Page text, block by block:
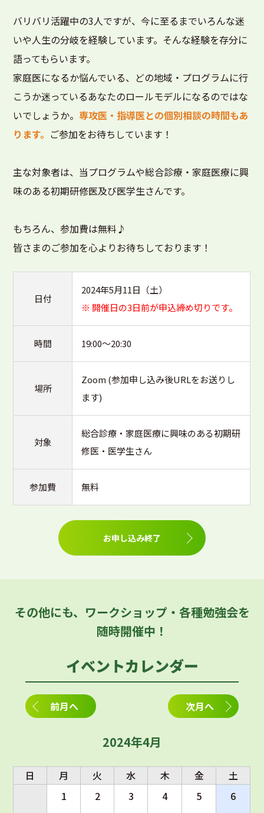
バリバリ活躍中の3人ですが、今に至るまでいろんな迷
いや人生の分岐を経験しています。そんな経験を存分に
語ってもらいます。
家庭医になるか悩んでいる、どの地域・プログラムに行
こうか迷っているあなたのロールモデルになるのではな
いでしょうか。専攻医・指導医との個別相談の時間もあ
ります。 ご参加をお待ちしています！
主な対象者は、当プログラムや総合診療・家庭医療に興
味のある初期研修医及び医学生さんです。
もちろん、参加費は無料♪
皆さまのご参加を心よりお待ちしております！
日付
2024年5月11日（土）
※ 開催日の3日前が申込締め切りです。
時間 19:00～20:30
場所
Zoom (参加申し込み後URLをお送りし
ます)
対象
総合診療・家庭医療に興味のある初期研
修医・医学生さん
参加費 無料
お申し込み終了
その他にも、ワークショップ・各種勉強会を
随時開催中！
イベントカレンダー
前月へ 次月へ
2024年4月
日 月 火 水 木 金
土
1
2 3 4 5 6